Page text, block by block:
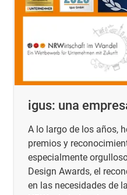
igus: una
A lo largo de los años,
premios y
especialmente
Design Awards, el
en las necesidades de